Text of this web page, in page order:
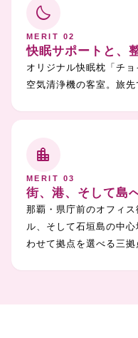
bedtime
MERIT 02
快眠サポートと、
オリジナル快眠枕「チ
空気清浄機の客室。旅
location_city
MERIT 03
街、港、そして島
那覇・県庁前のオフィ
ル、そして石垣島の中
わせて拠点を選べる三拠